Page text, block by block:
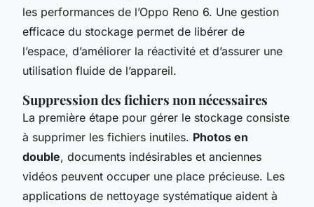
les performances de l’Oppo Reno 6. Une gestion
efficace du stockage permet de libérer de
l’espace, d’améliorer la réactivité et d’assurer une
utilisation fluide de l’appareil.
Suppression des fichiers non nécessaires
La première étape pour gérer le stockage consiste
à supprimer les fichiers inutiles. Photos en
double, documents indésirables et anciennes
vidéos peuvent occuper une place précieuse. Les
applications de nettoyage systématique aident à